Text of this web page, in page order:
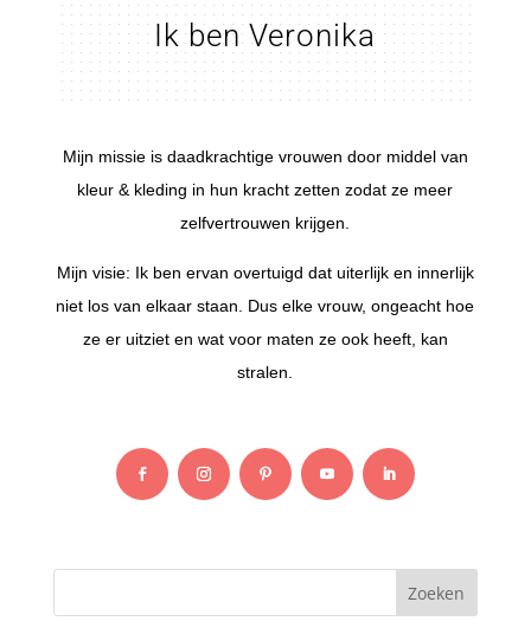
Ik ben Veronika
Mijn missie is daadkrachtige vrouwen door middel van
kleur & kleding in hun kracht zetten zodat ze meer
zelfvertrouwen krijgen.
Mijn visie: Ik ben ervan overtuigd dat uiterlijk en innerlijk
niet los van elkaar staan. Dus elke vrouw, ongeacht hoe
ze er uitziet en wat voor maten ze ook heeft, kan
stralen.